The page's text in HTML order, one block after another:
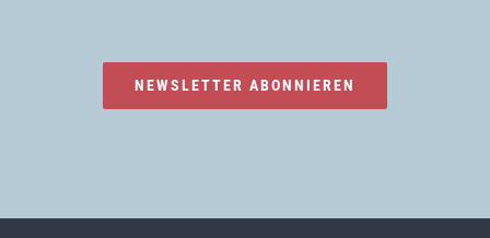
NEWSLETTER ABONNIEREN